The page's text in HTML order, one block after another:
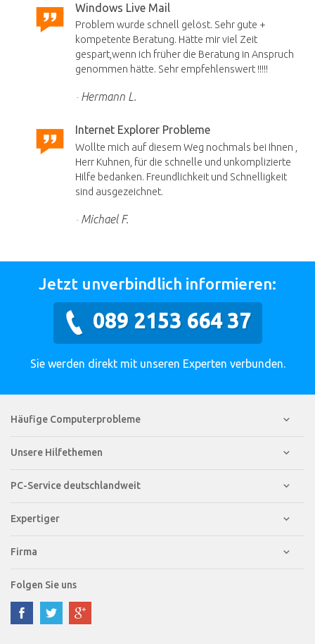
Windows Live Mail
Problem wurde schnell gelöst. Sehr gute +
kompetente Beratung. Hätte mir viel Zeit
gespart,wenn ich früher die Beratung in Anspruch
genommen hätte. Sehr empfehlenswert !!!!!
Hermann L.
Internet Explorer Probleme
Wollte mich auf diesem Weg nochmals bei Ihnen ,
Herr Kuhnen, für die schnelle und unkomplizierte
Hilfe bedanken. Freundlichkeit und Schnelligkeit
sind ausgezeichnet.
Michael F.
Jetzt unverbindlich informieren:
089 2153 664 37
Sie werden direkt mit unseren Experten verbunden.
Häufige Computerprobleme
Unsere Hilfethemen
PC-Service deutschlandweit
Expertiger
Firma
Folgen Sie uns